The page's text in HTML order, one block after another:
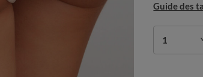
Guide des
1